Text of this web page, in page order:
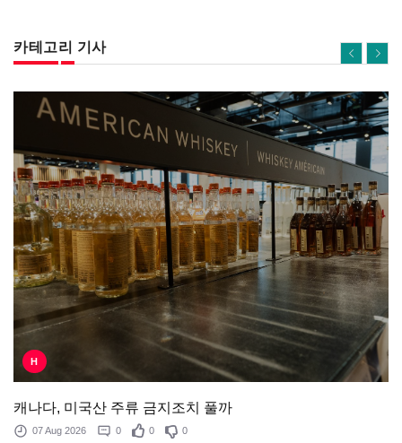
카테고리 기사
H
캐나다, 미국산 주류 금지조치 풀까
07 Aug 2026 0 0 0